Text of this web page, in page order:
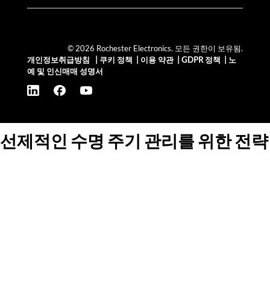
© 2026 Rochester Electronics. 모든 권한이 보유됨.
개인정보취급방침
쿠키 정책 이용 약관| GDPR 정책
노
예 및 인신매매 성명서
선제적인 수명 주기 관리를 위한 전략